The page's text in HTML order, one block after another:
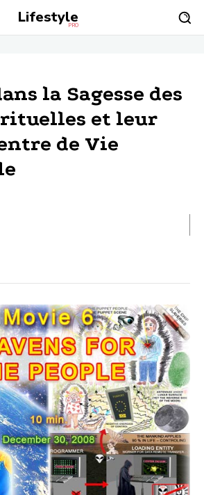
Lifestyle
PRO
la Sagesse des
et leur
de Vie